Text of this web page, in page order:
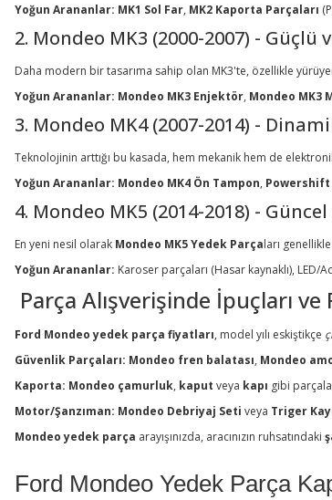
Yoğun Arananlar: MK1 Sol Far, MK2 Kaporta Parçaları
2. Mondeo MK3 (2000-2007) - Güçlü
Daha modern bir tasarıma sahip olan MK3'te, özellikle
Yoğun Arananlar: Mondeo MK3 Enjektör, Mondeo MK3
3. Mondeo MK4 (2007-2014) -
Teknolojinin arttığı bu kasada, hem mekanik hem de
Yoğun Arananlar: Mondeo MK4 Ön Tampon, Powershift
4. Mondeo MK5 (2014-2018) -
En yeni nesil olarak Mondeo MK5 Yedek Parçaları
Yoğun Arananlar: Karoser parçaları (Hasar kaynaklı),
Parça Alışverişinde İpuçları ve
Ford Mondeo yedek parça fiyatları, model yılı eskiştikçe
Güvenlik Parçaları: Mondeo fren balatası, Mondeo
Kaporta: Mondeo çamurluk, kaput veya kapı gibi
Motor/Şanzıman: Mondeo Debriyaj Seti veya Triger
Mondeo yedek parça arayışınızda, aracınızın ruhsatındaki
Ford Mondeo Yedek Parça